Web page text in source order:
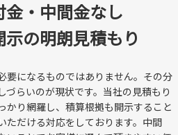
壁・屋根塗装前の高圧洗浄で汚れを
SDGs認証制度 “Y-SDGs” Standard区
金・中間金なし
示の明朗見積もり
要になるものではありません。その分
づらいのが現状です。当社の見積もり
かり網羅し、積算根拠も開示すること
ただける対応をしております。中間